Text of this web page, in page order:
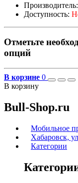
Производитель:
Доступность:
Отметьте
опций
В корзине 0
В корзину
Bull-Shop.ru
Мобильное
Хабаровск,
Категории